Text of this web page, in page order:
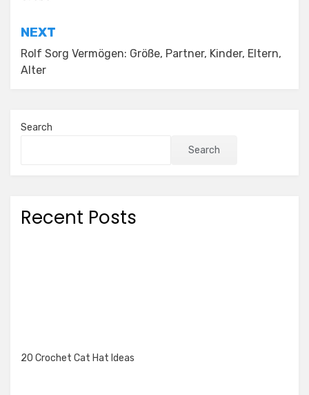
NEXT
Rolf Sorg Vermögen: Größe, Partner, Kinder, Eltern,
Alter
Search
Search
Recent Posts
20 Crochet Cat Hat Ideas